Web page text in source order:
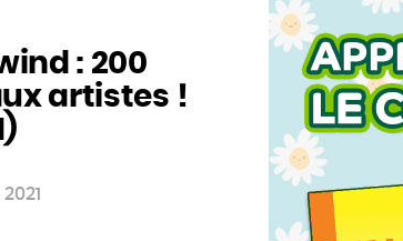
: 200
artistes !